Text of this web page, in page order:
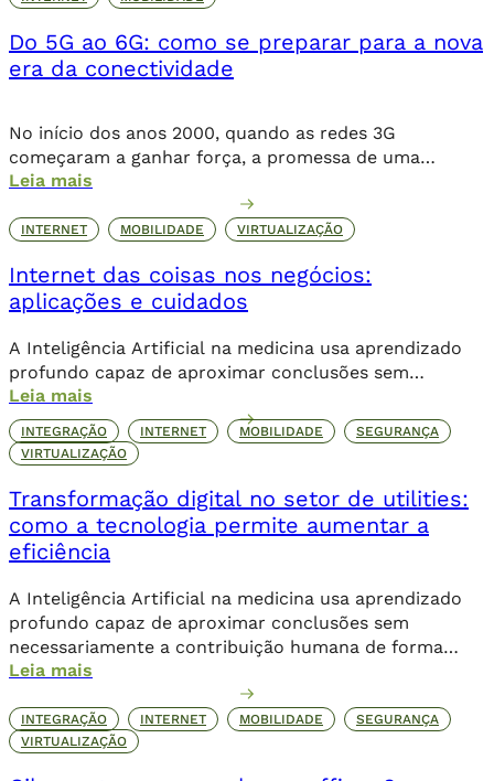
Do 5G ao 6G: como se preparar para a nova
era da conectividade
No início dos anos 2000, quando as redes 3G
começaram a ganhar força, a promessa de uma
internet móvel transformadora parecia ambiciosa.
Logo, o 4G levou essa revolução a novos patamares,
possibilitando o streaming de vídeos, a popularização
com o 5G, a conectividade não se limita mais […]
Leia mais
INTERNET MOBILIDADE VIRTUALIZAÇÃO
Internet das coisas nos negócios:
aplicações e cuidados
A Inteligência Artificial na medicina usa aprendizado
profundo capaz de aproximar conclusões sem
necessariamente a contribuição humana de forma
direta.
Leia mais
INTEGRAÇÃO INTERNET MOBILIDADE
SEGURANÇA
VIRTUALIZAÇÃO
Transformação digital no setor de utilities:
como a tecnologia permite aumentar a
eficiência
A Inteligência Artificial na medicina usa aprendizado
profundo capaz de aproximar conclusões sem
necessariamente a contribuição humana de forma
direta.
Leia mais
INTEGRAÇÃO INTERNET MOBILIDADE
SEGURANÇA
VIRTUALIZAÇÃO